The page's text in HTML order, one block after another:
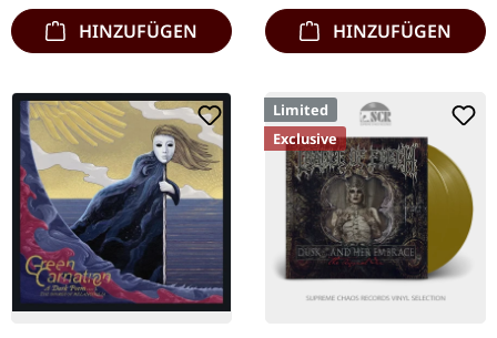
HINZUFÜGEN HINZUFÜGEN
Limited
Exclusive